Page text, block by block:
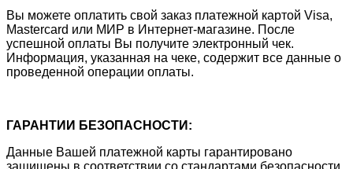
Вы можете оплатить свой заказ платежной картой Visa,
Mastercard или МИР в Интернет-магазине. После
успешной оплаты Вы получите электронный чек.
Информация, указанная на чеке, содержит все данные о
проведенной операции оплаты.
ГАРАНТИИ БЕЗОПАСНОСТИ:
Данные Вашей платежной карты гарантировано
защищены в соответствии со стандартами безопасности